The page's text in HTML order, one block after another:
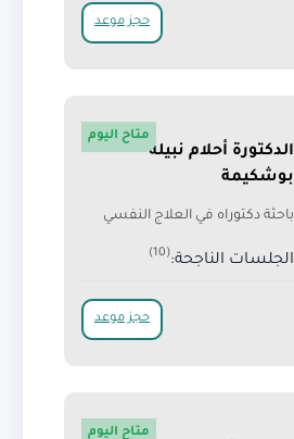
حجز موعد
الدكتورة أحلام نبيلة
بوشكيمة
باحثة دكتوراه في العلاج النفسي
الجلسات الناجحة:(10)
متاح اليوم
حجز موعد
متاح اليوم